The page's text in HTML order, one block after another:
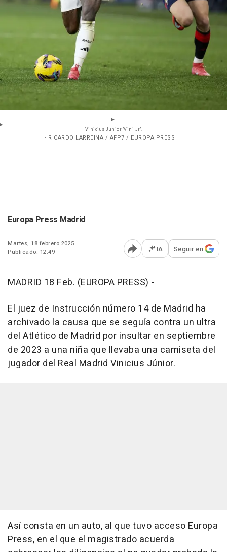
Vinicius Junior 'Vini Jr'.
- RICARDO LARREINA / AFP7 / EUROPA PRESS
Europa Press Madrid
Martes, 18 febrero 2025
Publicado: 12:49
Abrir opciones para
IA Seguir en
MADRID 18 Feb. (EUROPA PRESS) -
El juez de Instrucción número 14 de Madrid ha
archivado la causa que se seguía contra un ultra
del Atlético de Madrid por insultar en septiembre
de 2023 a una niña que llevaba una camiseta del
jugador del Real Madrid Vinicius Júnior.
Así consta en un auto, al que tuvo acceso Europa
Press, en el que el magistrado acuerda